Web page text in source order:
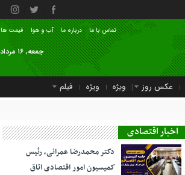
قیمت ها آب و هوا درباره ما تماس با ما
جمعه, ۱۶ مرداد , ۱۴۰۵ | برابر با : 23 صفر 1448
عکس روز ویژه ویژه فیلم
اخبار اقتصادی
دکتر محمدرضا عمرانی، رئیس
کمیسیون امور اقتصادی اتاق